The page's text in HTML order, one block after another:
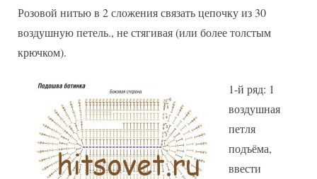
Розовой нитью в 2 сложения связать цепочку из 30
воздушную петель., не стягивая (или более толстым
крючком).
1-й ряд: 1
воздушная
петля
подъёма,
ввести